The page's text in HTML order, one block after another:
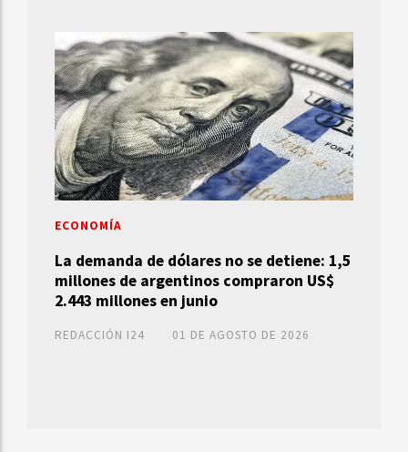
La demanda de dólares no se detiene: 1,5
millones de argentinos compraron US$
2.443 millones en junio
REDACCIÓN I24
ECONOMÍA
01 DE AGOSTO DE 2026